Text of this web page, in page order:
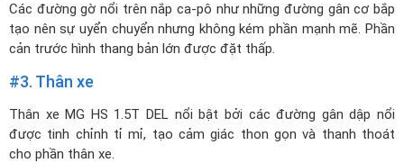
Các đường gờ nổi trên nắp ca-pô như những đường gân cơ bắp
tạo nên sự uyển chuyển nhưng không kém phần mạnh mẽ. Phần
cản trước hình thang bản lớn được đặt thấp.
#3. Thân xe
Thân xe MG HS 1.5T DEL nổi bật bởi các đường gân dập nổi
được tinh chỉnh tỉ mỉ, tạo cảm giác thon gọn và thanh thoát
cho phần thân xe.